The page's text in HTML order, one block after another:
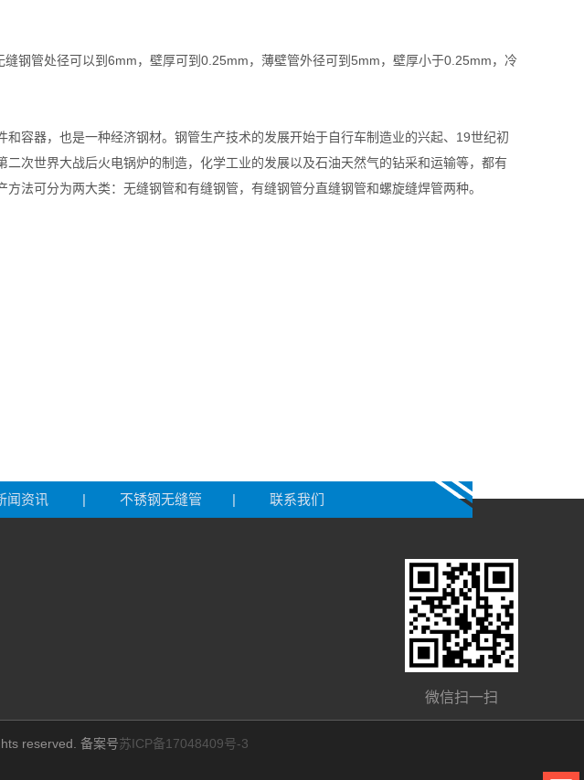
管处径可以到6mm，壁厚可到0.25mm，薄壁管外径可到5mm，壁厚小于0.25mm，冷
器，也是一种经济钢材。钢管生产技术的发展开始于自行车制造业的兴起、19世纪初
次世界大战后火电锅炉的制造，化学工业的发展以及石油天然气的钻采和运输等，都有
法可分为两大类：无缝钢管和有缝钢管，有缝钢管分直缝钢管和螺旋缝焊管两种。
闻资讯 | 不锈钢无缝管 | 联系我们
微信扫一扫
reserved. 备案号苏ICP备17048409号-3